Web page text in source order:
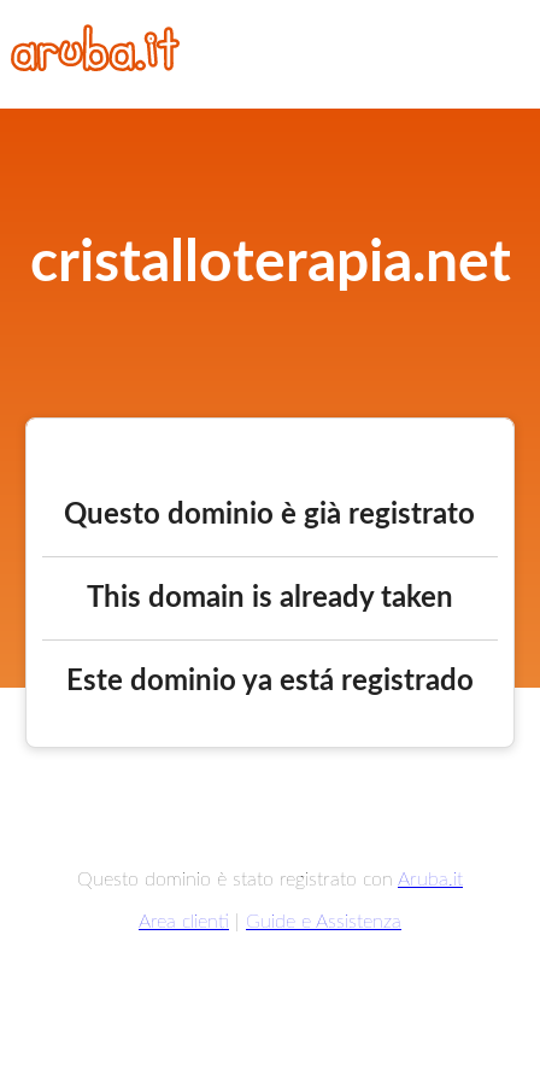
cristalloterapia.net
Questo dominio è già registrato
This domain is already taken
Este dominio ya está registrado
Questo dominio è stato registrato con Aruba.it
Area clienti Guide e Assistenza